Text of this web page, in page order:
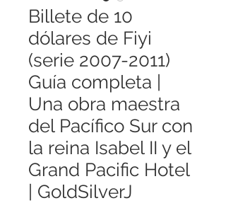
Billete de 10
dólares de Fiyi
(serie 2007-2011)
Guía completa |
Una obra maestra
del Pacífico Sur con
la reina Isabel II y el
Grand Pacific Hotel
| GoldSilverJ